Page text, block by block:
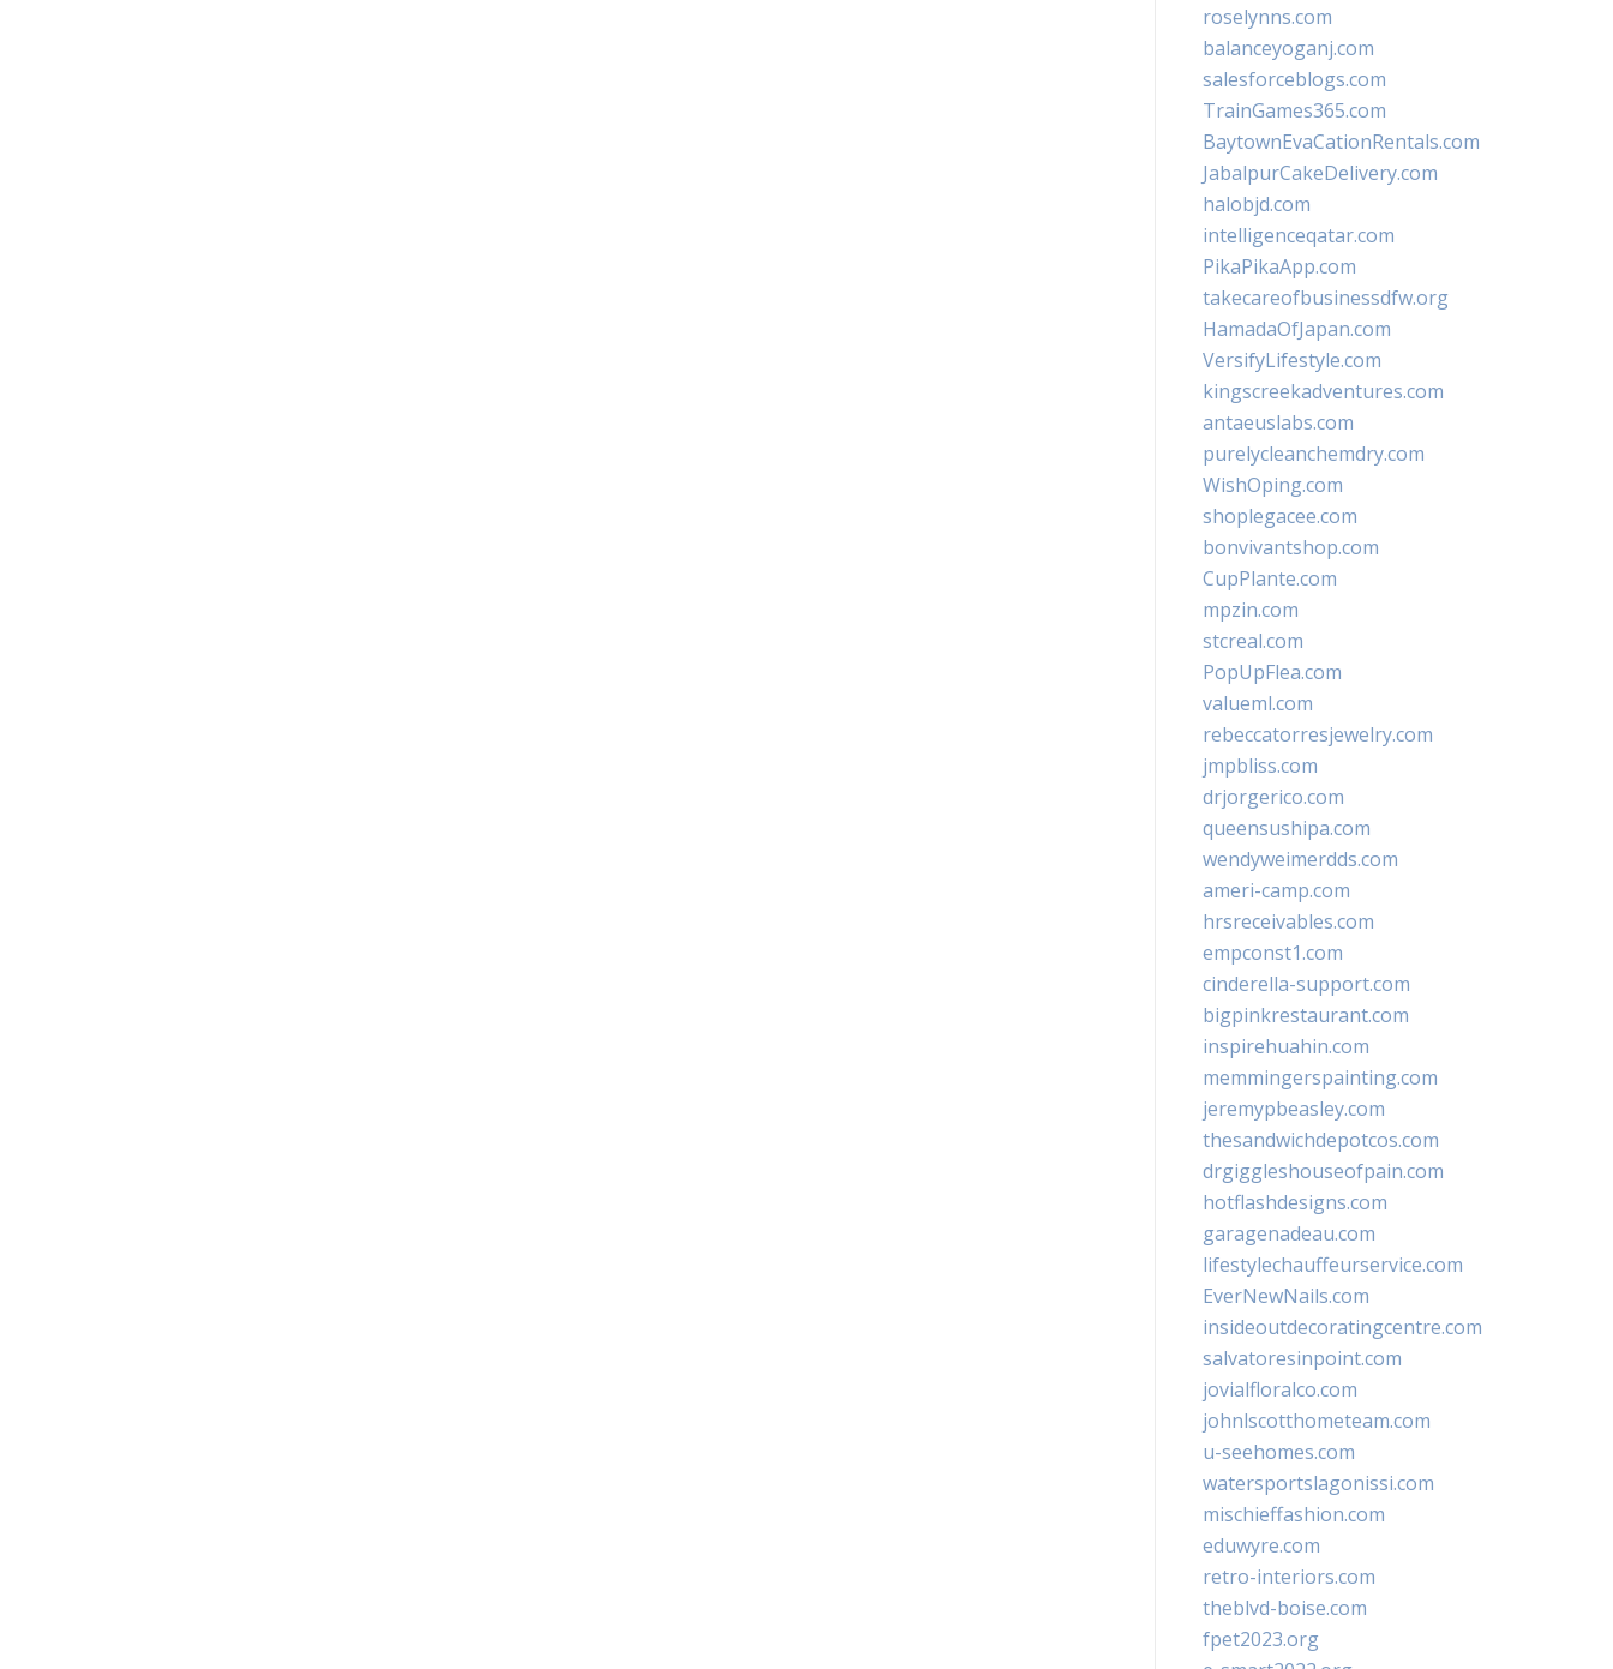
roselynns.com
balanceyoganj.com
salesforceblogs.com
TrainGames365.com
BaytownEvaCationRentals.com
JabalpurCakeDelivery.com
halobjd.com
intelligenceqatar.com
PikaPikaApp.com
takecareofbusinessdfw.org
HamadaOfJapan.com
VersifyLifestyle.com
kingscreekadventures.com
antaeuslabs.com
purelycleanchemdry.com
WishOping.com
shoplegacee.com
bonvivantshop.com
CupPlante.com
mpzin.com
stcreal.com
PopUpFlea.com
valueml.com
rebeccatorresjewelry.com
jmpbliss.com
drjorgerico.com
queensushipa.com
wendyweimerdds.com
ameri-camp.com
hrsreceivables.com
empconst1.com
cinderella-support.com
bigpinkrestaurant.com
inspirehuahin.com
memmingerspainting.com
jeremypbeasley.com
thesandwichdepotcos.com
drgiggleshouseofpain.com
hotflashdesigns.com
garagenadeau.com
lifestylechauffeurservice.com
EverNewNails.com
insideoutdecoratingcentre.com
salvatoresinpoint.com
jovialfloralco.com
johnlscotthometeam.com
u-seehomes.com
watersportslagonissi.com
mischieffashion.com
eduwyre.com
retro-interiors.com
theblvd-boise.com
fpet2023.org